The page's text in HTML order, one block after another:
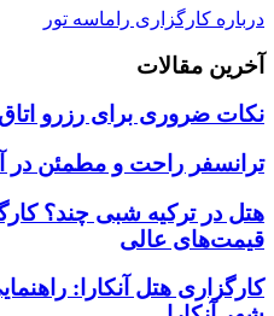
درباره کارگزاری راماسه تور
آخرین مقالات
نکات ضروری برای رزرو
ترانسفر راحت و مطمئن در
هتل در ترکیه شبی چند؟
قیمت‌های عالی
کارگزاری هتل آنکارا: